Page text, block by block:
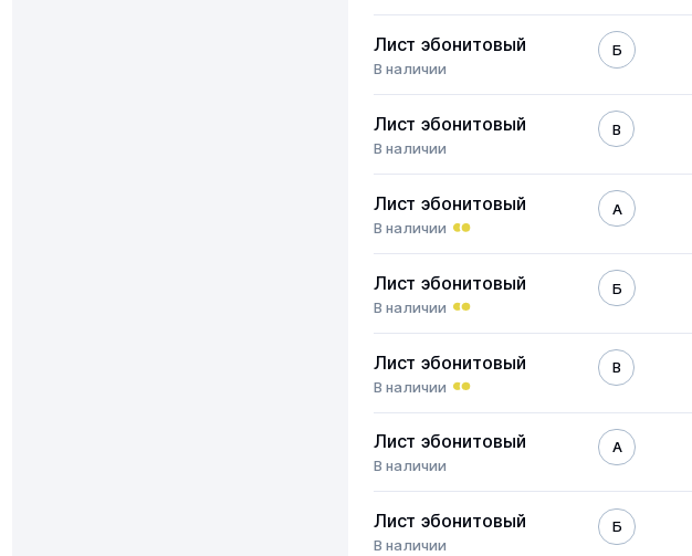
Лист эбонитовый
В наличии
Б
Лист эбонитовый
В наличии
В
Лист эбонитовый
В наличии
А
Лист эбонитовый
В наличии
Б
Лист эбонитовый
В наличии
В
Лист эбонитовый
В наличии
А
Лист эбонитовый
В наличии
Б